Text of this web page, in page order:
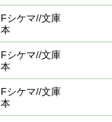
Fシケマ//文庫
本
Fシケマ//文庫
本
Fシケマ//文庫
本